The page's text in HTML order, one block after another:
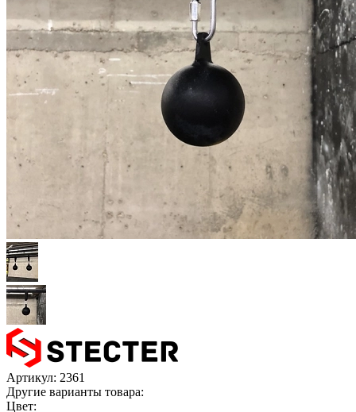
Артикул: 2361
Другие варианты товара:
Цвет: